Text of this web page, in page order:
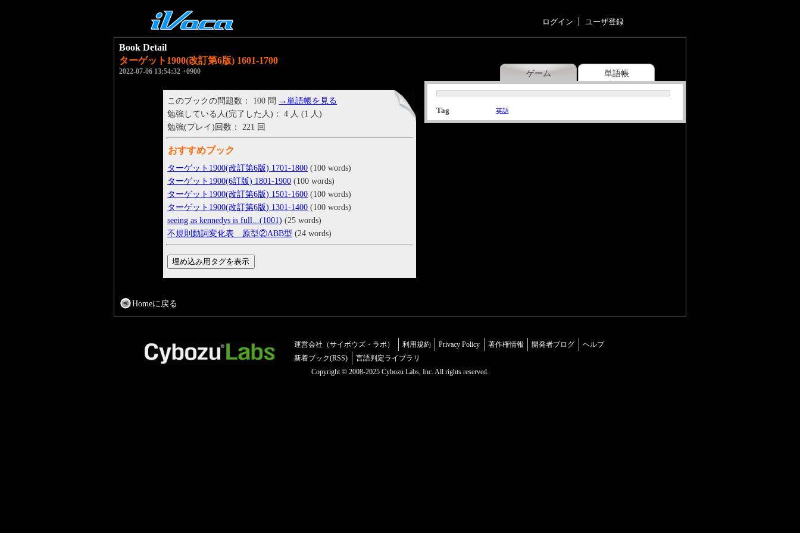
ログイン ユーザ登録
ゲーム 単語帳
Book Detail
ターゲット1900(改訂第6版) 1601-1700
2022-07-06 13:54:32 +0900
Tag 英語
このブックの問題数： 100 問 →単語帳を見る
勉強している人(完了した人)： 4 人 (1 人)
勉強(プレイ)回数： 221 回
おすすめブック
ターゲット1900(改訂第6版) 1701-1800 (100 words)
ターゲット1900(6訂版) 1801-1900 (100 words)
ターゲット1900(改訂第6版) 1501-1600 (100 words)
ターゲット1900(改訂第6版) 1301-1400 (100 words)
seeing as kennedys is full...(1001) (25 words)
不規則動詞変化表 原型②ABB型 (24 words)
Homeに戻る
運営会社（サイボウズ・ラボ） 利用規約 Privacy Policy 著作権情報 開発者ブログ
ヘルプ
新着ブック(RSS)
言語判定ライブラリ
Copyright © 2008-2025 Cybozu Labs, Inc. All rights reserved.